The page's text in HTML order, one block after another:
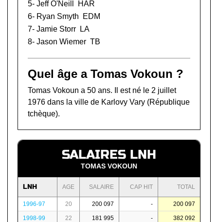
5- Jeff O'Neill
HAR
6- Ryan Smyth
EDM
7- Jamie Storr
LA
8- Jason Wiemer TB
Quel âge a Tomas Vokoun ?
Tomas Vokoun a 50 ans. Il est né le 2 juillet
1976 dans la ville de Karlovy Vary (République
tchèque).
SALAIRES LNH
TOMAS VOKOUN
LNH AGE SALAIRE CAP HIT TOTAL
1996-97 20 200 097 - 200 097
1998-99 22 181 995 - 382 092